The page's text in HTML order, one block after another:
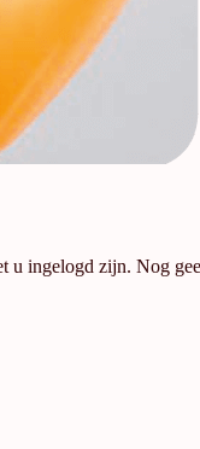
u ingelogd zijn. Nog